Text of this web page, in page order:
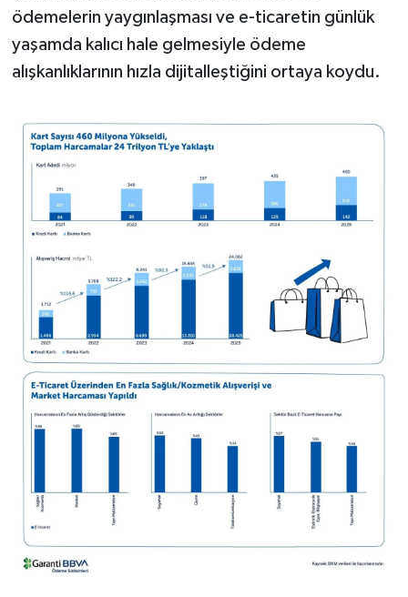
ödemelerin yaygınlaşması ve e-ticaretin günlük
yaşamda kalıcı hale gelmesiyle ödeme
alışkanlıklarının hızla dijitalleştiğini ortaya koydu.
Kütahya
Magazin
Otomobil
Pazarlar
Politika
Resmi İlan
Rüya Tabirleri
Sağlık
Şaphane
Siyaset